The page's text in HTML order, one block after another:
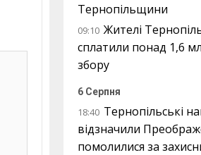
Тернопільщини
09:10 Жителі
сплатили понад 1,6
збору
6 Серпня
18:40 Тернопільські
відзначили
помолилися за